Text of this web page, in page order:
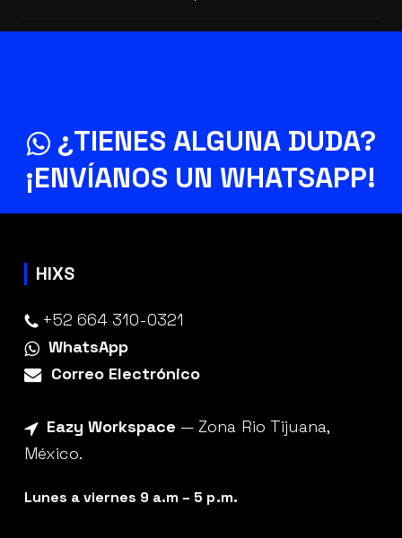
¿TIENES ALGUNA DUDA?
¡ENVÍANOS UN WHATSAPP!
HIXS
+52 664 310-0321
WhatsApp
Correo Electrónico
Eazy Workspace — Zona Rio Tijuana,
México.
Lunes a viernes 9 a.m – 5 p.m.